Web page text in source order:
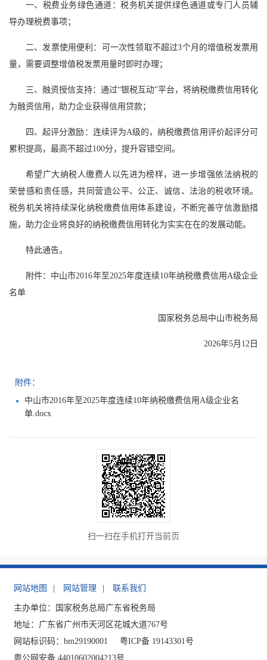
一、税费业务绿色通道：税务机关提供绿色通道或专门人员辅
导办理税费事项；
二、发票使用便利：可一次性领取不超过3个月的增值税发票用
量，需要调整增值税发票用量时即时办理；
三、融资授信支持：通过“银税互动”平台，将纳税缴费信用转化
为融资信用，助力企业获得信用贷款；
四、起评分激励：连续评为A级的，纳税缴费信用评价起评分可
累积提高，最高不超过100分，提升容错空间。
希望广大纳税人缴费人以先进为榜样，进一步增强依法纳税的
荣誉感和责任感，共同营造公平、公正、诚信、法治的税收环境。
税务机关将持续深化纳税缴费信用体系建设，不断完善守信激励措
施，助力企业将良好的纳税缴费信用转化为实实在在的发展动能。
特此通告。
附件：中山市2016年至2025年度连续10年纳税缴费信用A级企业
名单
国家税务总局中山市税务局
2026年5月12日
附件：
中山市2016年至2025年度连续10年纳税缴费信用A级企业名
单.docx
扫一扫在手机打开当前页
网站地图 网站管理 联系我们
主办单位：国家税务总局广东省税务局
地址：广东省广州市天河区花城大道767号
网站标识码：bm29190001
粤ICP备 19143301号
粤公网安备 44010602004213号